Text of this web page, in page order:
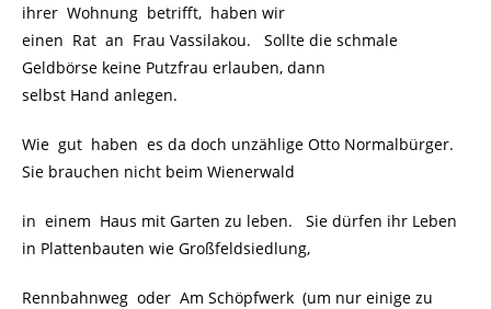
ihrer Wohnung betrifft, haben wir
einen Rat an Frau Vassilakou. Sollte die schmale
Geldbörse keine Putzfrau erlauben, dann
selbst Hand anlegen.
Wie gut haben es da doch unzählige Otto Normalbürger.
Sie brauchen nicht beim Wienerwald
in einem Haus mit Garten zu leben. Sie dürfen ihr Leben
in Plattenbauten wie Großfeldsiedlung,
Rennbahnweg oder Am Schöpfwerk (um nur einige zu